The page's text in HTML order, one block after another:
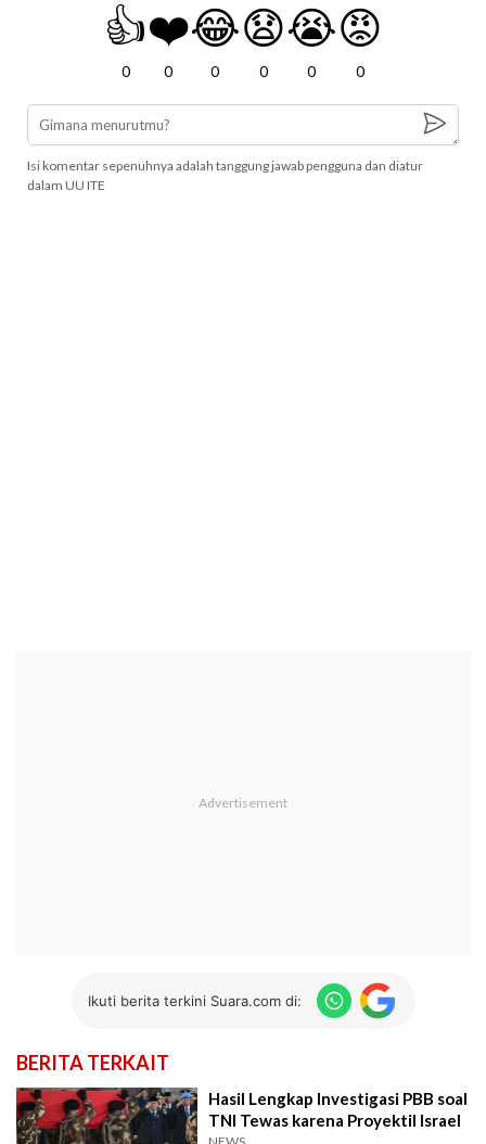
👍
0
❤️
0
😂
0
😧
0
😭
0
😡
0
Isi komentar sepenuhnya adalah tanggung jawab pengguna dan diatur
dalam UU ITE
Ikuti berita terkini Suara.com di:
BERITA TERKAIT
Hasil Lengkap Investigasi PBB soal
TNI Tewas karena Proyektil Israel